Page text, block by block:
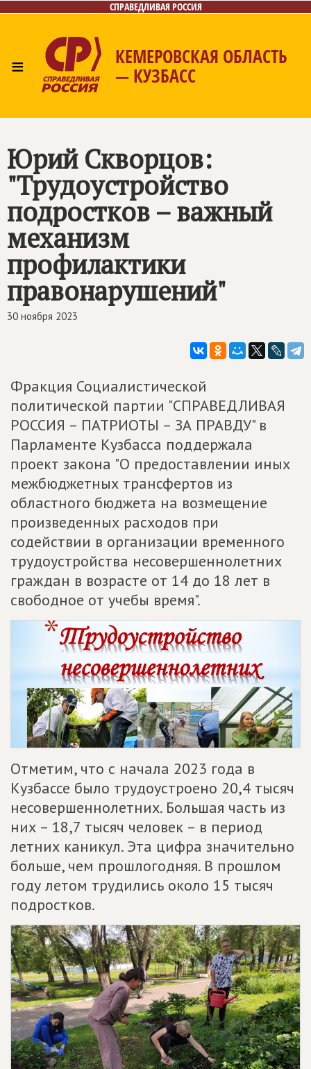
СПРАВЕДЛИВАЯ РОССИЯ
≡ КЕМЕРОВСКАЯ ОБЛАСТЬ
— КУЗБАСС
Фото/Видео
Юрий Скворцов:
"Трудоустройство
подростков – важный
механизм
профилактики
правонарушений"
30 ноября 2023
Фракция Социалистической
политической партии "СПРАВЕДЛИВАЯ
РОССИЯ – ПАТРИОТЫ – ЗА ПРАВДУ" в
Парламенте Кузбасса поддержала
проект закона "О предоставлении иных
межбюджетных трансфертов из
областного бюджета на возмещение
произведенных расходов при
содействии в организации временного
трудоустройства несовершеннолетних
граждан в возрасте от 14 до 18 лет в
свободное от учебы время".
Отметим, что с начала 2023 года в
Кузбассе было трудоустроено 20,4 тысяч
несовершеннолетних. Большая часть из
них – 18,7 тысяч человек – в период
летних каникул. Эта цифра значительно
больше, чем прошлогодняя. В прошлом
году летом трудились около 15 тысяч
подростков.